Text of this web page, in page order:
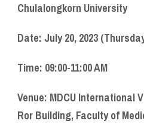
Chulalongkorn University
Date: July 20, 2023
Time: 09:00-11:00 AM
Venue: MDCU International
Ror Building, Faculty of